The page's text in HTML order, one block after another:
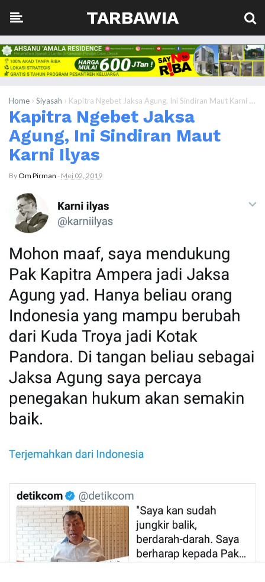
TARBAWIA
Home › Siyasah › Kapitra Ngebet Jaksa Agung, Ini Sindiran Maut Karni Ilyas
Kapitra Ngebet Jaksa
Agung, Ini Sindiran Maut
Karni Ilyas
ByOm Pirman - Mei 02, 2019